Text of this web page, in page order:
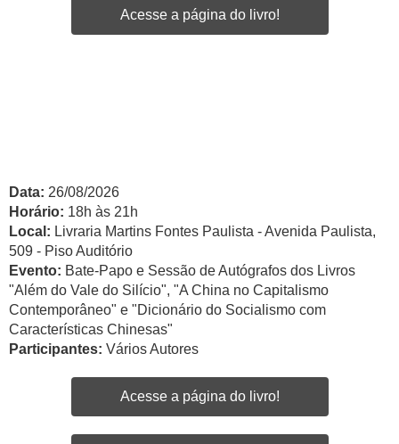
Acesse a página do livro!
Data: 26/08/2026
Horário: 18h às 21h
Local: Livraria Martins Fontes Paulista - Avenida Paulista,
509 - Piso Auditório
Evento: Bate-Papo e Sessão de Autógrafos dos Livros
"Além do Vale do Silício", "A China no Capitalismo
Contemporâneo" e "Dicionário do Socialismo com
Características Chinesas"
Participantes: Vários Autores
Acesse a página do livro!